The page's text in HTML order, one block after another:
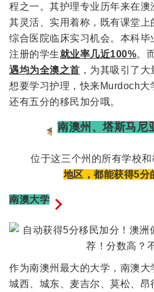
程之一。其护理专业历年来在
其灵活、实用着称，既有课堂
综合医院临床实习机会。本科
注册的学生就业率几近100%。
遇均为全澳之首 ，为其吸引了
想要学习护理，快来Murdoch大
还有五分的移民加分哦。
南澳州、塔斯马尼
位于这三个州的所有学校和
地区，都能获得5分
南澳大学
作为南澳州最大的大学，南澳
城西、城东、麦吉尔、莫松、